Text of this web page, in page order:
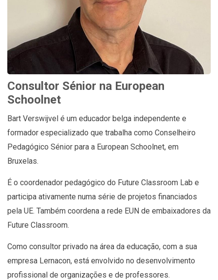
Consultor Sénior na European
Schoolnet
Bart Verswijvel é um educador belga independente e
formador especializado que trabalha como Conselheiro
Pedagógico Sénior para a European Schoolnet, em
Bruxelas.
É o coordenador pedagógico do Future Classroom Lab e
participa ativamente numa série de projetos financiados
pela UE. Também coordena a rede EUN de embaixadores da
Future Classroom.
Como consultor privado na área da educação, com a sua
empresa Lernacon, está envolvido no desenvolvimento
profissional de organizações e de professores.